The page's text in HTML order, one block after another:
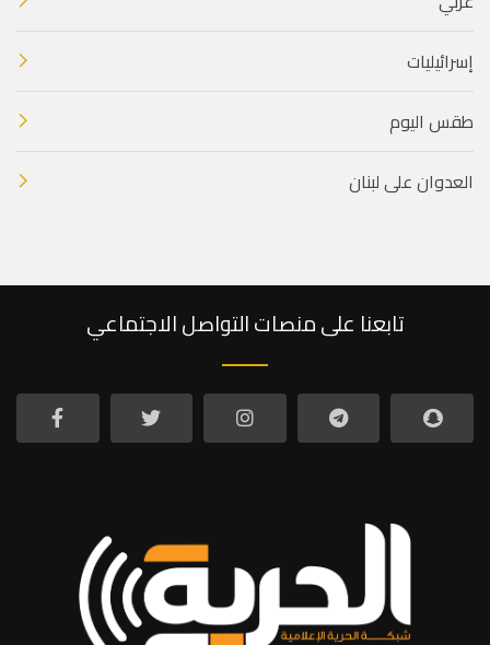
إسرائيليات
طقس اليوم
العدوان على لبنان
تابعنا على منصات التواصل الاجتماعي